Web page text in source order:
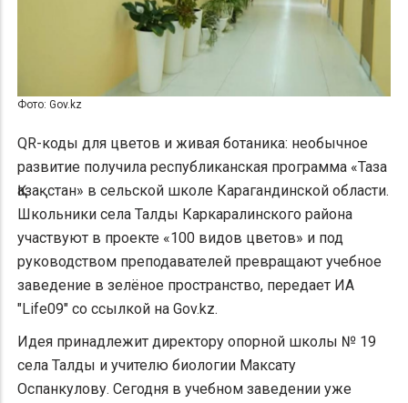
Фото: Gov.kz
QR-коды для цветов и живая ботаника: необычное
развитие получила республиканская программа «Таза
Қазақстан» в сельской школе Карагандинской области.
Школьники села Талды Каркаралинского района
участвуют в проекте «100 видов цветов» и под
руководством преподавателей превращают учебное
заведение в зелёное пространство, передает ИА
"Life09" со ссылкой на Gov.kz.
Идея принадлежит директору опорной школы № 19
села Талды и учителю биологии Максату
Оспанкулову. Сегодня в учебном заведении уже